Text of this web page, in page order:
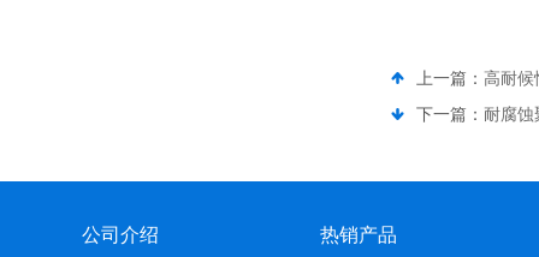
上一篇： 高耐候
下一篇： 耐腐蚀
公司介绍 热销产品